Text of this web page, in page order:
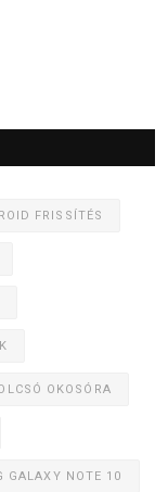
FRISSÍTÉS
OKOSÓRA
GALAXY NOTE 10